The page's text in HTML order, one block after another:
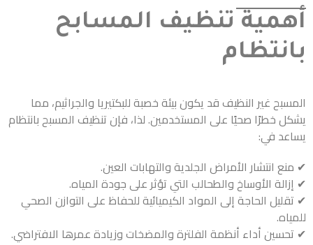
أهمية تنظيف المسابح
بانتظام
المسبح غير النظيف قد يكون بيئة خصبة للبكتيريا والجراثيم، مما
يشكل خطرًا صحيًا على المستخدمين. لذا، فإن تنظيف المسبح بانتظام
يساعد في:
✔ منع انتشار الأمراض الجلدية والتهابات العين.
✔ إزالة الأوساخ والطحالب التي تؤثر على جودة المياه.
✔ تقليل الحاجة إلى المواد الكيميائية للحفاظ على التوازن الصحي
للمياه.
✔ تحسين أداء أنظمة الفلترة والمضخات وزيادة عمرها الافتراضي.